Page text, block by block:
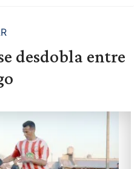
desdobla entre